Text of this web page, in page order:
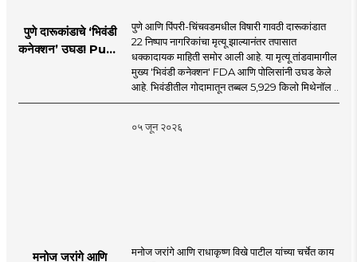
पुणे दारूकांडाचे ‘भिवंडी
कनेक्शन’ उघड! Pune
पुणे आणि पिंपरी-चिंचवडमधील विषारी गावठी दारूकांडात
22 निष्पाप नागरिकांचा मृत्यू झाल्यानंतर तपासात
धक्कादायक माहिती समोर आली आहे. या मृत्यू तांडवामागील
मुख्य 'भिवंडी कनेक्शन' FDA आणि पोलिसांनी उघड केले
आहे. भिवंडीतील गोदामातून तब्बल 5,929 किलो मिथेनॉल ..
०५ जून २०२६
मनोज जरांगे आणि
मनोज जरांगे आणि राधाकृष्ण विखे पाटील यांच्या चर्चेत काय